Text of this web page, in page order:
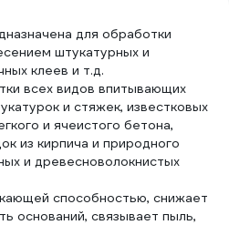
9004), аэрозоль
CPR00038
для обработки
штукатурных и
клеев и т.д.
всех видов впитывающих
и стяжек, известковых
и ячеистого бетона,
из кирпича и природного
и древесноволокнистых
способностью, снижает
оснований, связывает пыль,